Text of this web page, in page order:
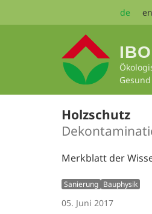
de en
IBO
Holzschutz
Merkblatt der
Sanierung Bauphysik
05. Juni 2017